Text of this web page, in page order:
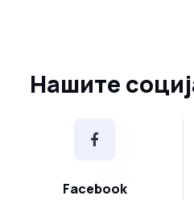
Нашите
Facebook